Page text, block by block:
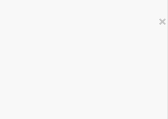
×